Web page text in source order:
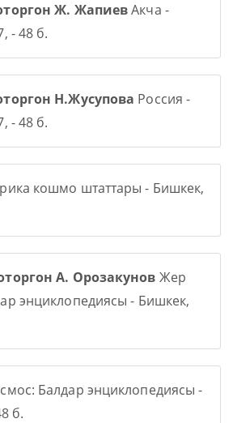
Ж. ЖапиевАкча -
- 48 б.
Н.Жусупова Россия -
- 48 б.
кошмо штаттары - Бишкек,
А. Орозакунов Жер
энциклопедиясы - Бишкек,
Балдар энциклопедиясы -
б.